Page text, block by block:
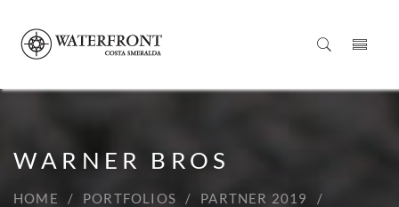
WARNER BROS
HOME PORTFOLIOS
PARTNER 2019